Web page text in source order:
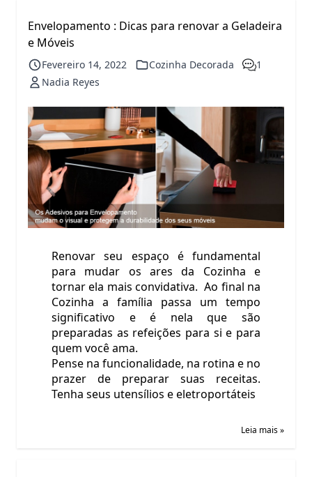
Envelopamento : Dicas para renovar a Geladeira
e Móveis
Fevereiro 14, 2022 Cozinha Decorada
1
Nadia Reyes
Renovar seu espaço é fundamental
para mudar os ares da Cozinha e
tornar ela mais convidativa. Ao final na
Cozinha a família passa um tempo
significativo e é nela que são
preparadas as refeições para si e para
quem você ama.
Pense na funcionalidade, na rotina e no
prazer de preparar suas receitas.
Tenha seus utensílios e eletroportáteis
Leia mais »